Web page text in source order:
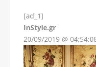
[ad_1]
InStyle.gr
20/09/2019 @